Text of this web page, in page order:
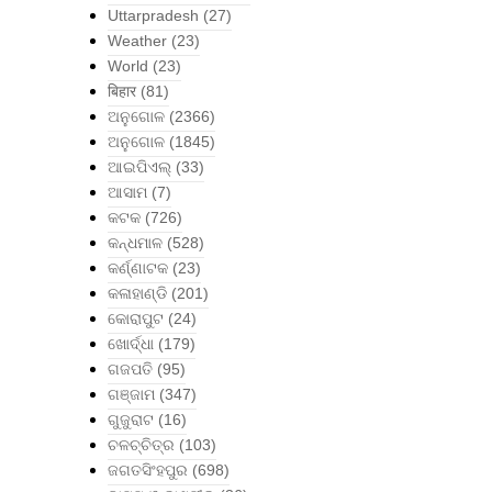
Uttarpradesh (27)
Weather (23)
World (23)
बिहार (81)
ଅନୁଗୋଳ (2366)
ଅନୁଗୋଳ (1845)
ଆଇପିଏଲ୍ (33)
ଆସାମ (7)
କଟକ (726)
କନ୍ଧମାଳ (528)
କର୍ଣ୍ଣାଟକ (23)
କଳାହାଣ୍ଡି (201)
କୋରାପୁଟ (24)
ଖୋର୍ଦ୍ଧା (179)
ଗଜପତି (95)
ଗଞ୍ଜାମ (347)
ଗୁଜୁରାଟ (16)
ଚଳଚ୍ଚିତ୍ର (103)
ଜଗତସିଂହପୁର (698)